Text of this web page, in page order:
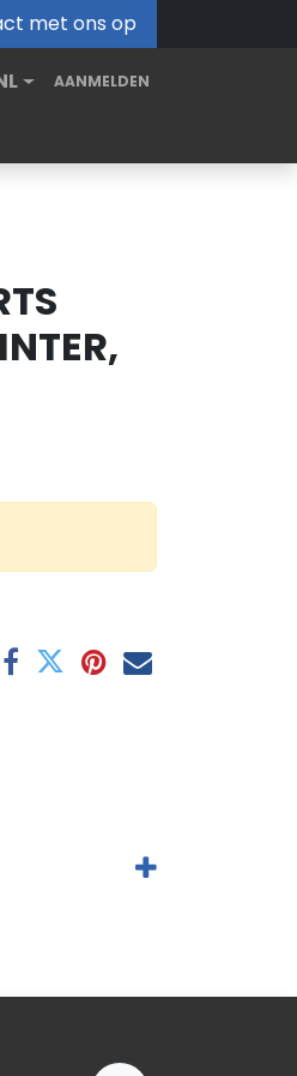
met ons op
AANMELDEN